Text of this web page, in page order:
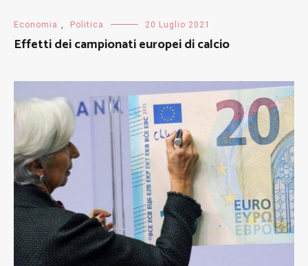
Economia , Politica 20 Luglio 2021
Effetti dei campionati europei di calcio